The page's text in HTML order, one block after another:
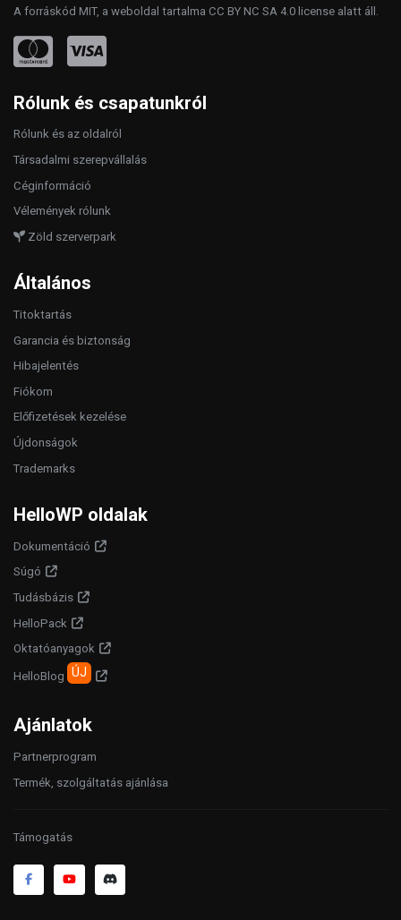
A forráskód MIT, a weboldal tartalma CC BY NC SA 4.0 license alatt áll.
Rólunk és csapatunkról
Rólunk és az oldalról
Társadalmi szerepvállalás
Céginformáció
Vélemények rólunk
Zöld szerverpark
Általános
Titoktartás
Garancia és biztonság
Hibajelentés
Fiókom
Előfizetések kezelése
Újdonságok
Trademarks
HelloWP oldalak
Dokumentáció
Súgó
Tudásbázis
HelloPack
Oktatóanyagok
HelloBlog ÚJ
Ajánlatok
Partnerprogram
Termék, szolgáltatás ajánlása
Támogatás